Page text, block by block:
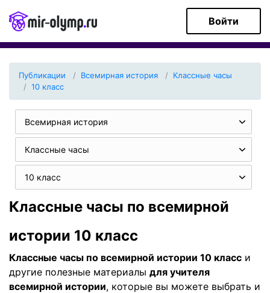
Войти
Публикации Всемирная история
Классные часы
10 класс
Всемирная история
Классные часы
10 класс
Классные часы по всемирной
истории 10 класс
Классные часы по всемирной истории 10 класс и
другие полезные материалы для учителя
всемирной истории, которые вы можете выбрать и